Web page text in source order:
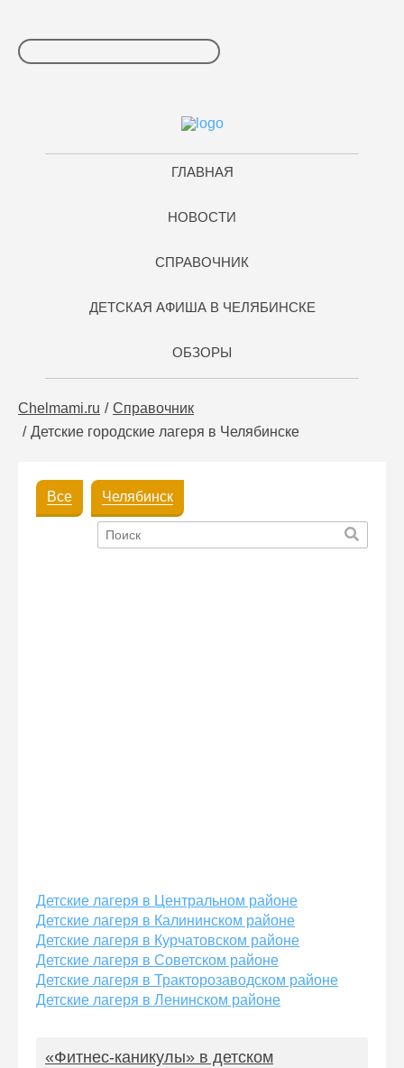
ГЛАВНАЯ
НОВОСТИ
СПРАВОЧНИК
ДЕТСКАЯ АФИША В ЧЕЛЯБИНСКЕ
ОБЗОРЫ
Chelmami.ru
Справочник
Детские городские лагеря в Челябинске
Все Челябинск
Детские лагеря в Центральном районе
Детские лагеря в Калининском районе
Детские лагеря в Курчатовском районе
Детские лагеря в Советском районе
Детские лагеря в Тракторозаводском районе
Детские лагеря в Ленинском районе
«Фитнес-каникулы» в детском